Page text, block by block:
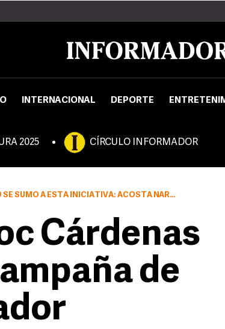
INTERNACIONAL DEPORTE
2025 CÍRCULO INFORMADOR
SUMÓ A ESTA INICIATIVA: ACOSTA NARANJO
Cárdenas
de